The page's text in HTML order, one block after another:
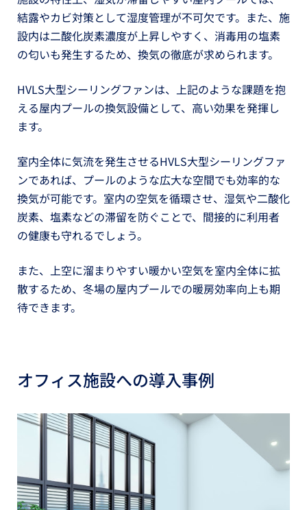
結露やカビ対策として湿度管理が不可欠です。また、施
設内は二酸化炭素濃度が上昇しやすく、消毒用の塩素
の匂いも発生するため、換気の徹底が求められます。
HVLS大型シーリングファンは、上記のような課題を抱
える屋内プールの換気設備として、高い効果を発揮し
ます。
室内全体に気流を発生させるHVLS大型シーリングファ
ンであれば、プールのような広大な空間でも効率的な
換気が可能です。室内の空気を循環させ、湿気や二酸化
炭素、塩素などの滞留を防ぐことで、間接的に利用者
の健康も守れるでしょう。
また、上空に溜まりやすい暖かい空気を室内全体に拡
散するため、冬場の屋内プールでの暖房効率向上も期
待できます。
オフィス施設への導入事例